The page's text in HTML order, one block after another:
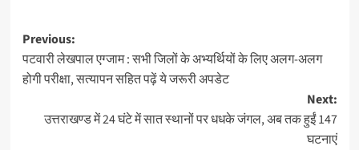
Previous:
पटवारी लेखपाल एग्जाम : सभी जिलों के अभ्यर्थियों के लिए अलग-अलग
होगी परीक्षा, सत्यापन सहित पढ़ें ये जरूरी अपडेट
Next:
उत्तराखण्ड में 24 घंटे में सात स्थानों पर धधके जंगल, अब तक हुईं 147
घटनाएं